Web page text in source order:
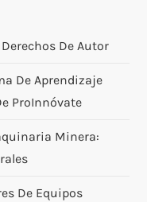
De Autor
De Aprendizaje
ProInnóvate
Minera:
De Equipos